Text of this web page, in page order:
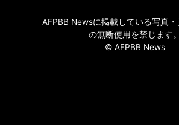
AFPBB Newsに掲載している写真
の無断使用を禁じます。
© AFPBB News